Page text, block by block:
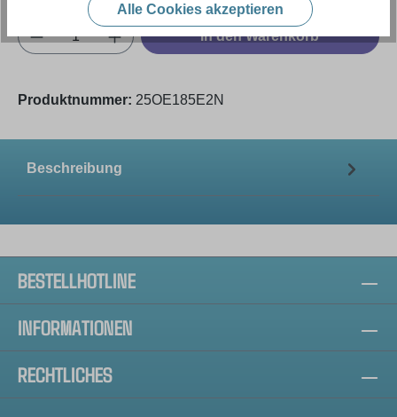
Produkt Anzahl: Gib den gewünschten
In den Warenkorb
Produktnummer: 25OE185E2N
Beschreibung
BESTELLHOTLINE
INFORMATIONEN
RECHTLICHES
Alle Cookies akzeptieren